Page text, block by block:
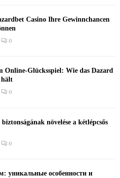
Casino Ihre Gewinnchancen
0
Online-Glücksspiel: Wie das Dazard
hält
0
növelése a kétlépcsős
0
уникальные особенности и